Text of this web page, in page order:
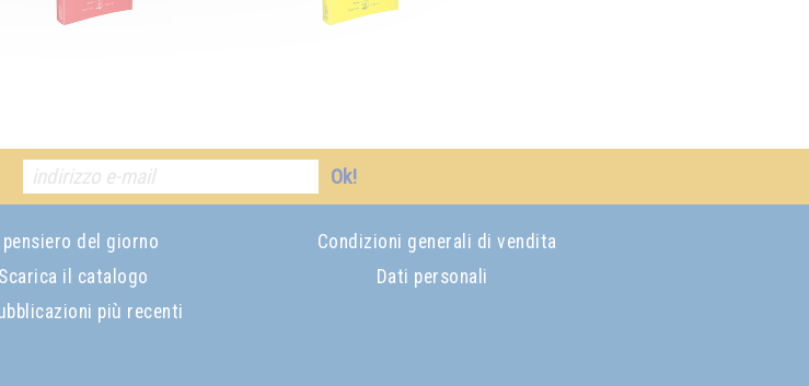
Ok!
del giorno
Scarica il catalogo
più recenti
Condizioni generali di vendita
Dati personali